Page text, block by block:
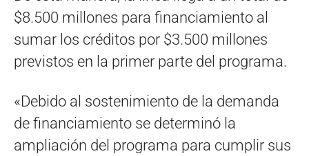
$8.500 millones para financiamiento al
sumar los créditos por $3.500 millones
previstos en la primer parte del programa.
«Debido al sostenimiento de la demanda
de financiamiento se determinó la
ampliación del programa para cumplir sus